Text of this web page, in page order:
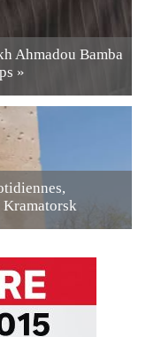
Ahmadou Bamba
»
Kramatorsk